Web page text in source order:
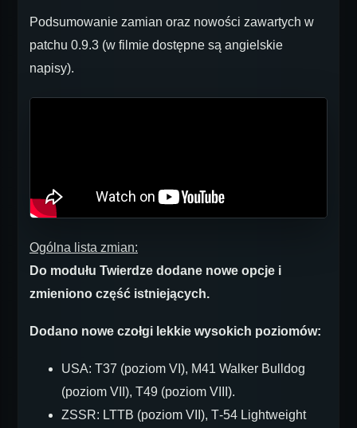
Podsumowanie zamian oraz nowości zawartych w
patchu 0.9.3 (w filmie dostępne są angielskie
napisy).
Ogólna lista zmian:
Do modułu Twierdze dodane nowe opcje i
zmieniono część istniejących.
Dodano nowe czołgi lekkie wysokich poziomów:
USA: T37 (poziom VI), M41 Walker Bulldog
(poziom VII), T49 (poziom VIII).
ZSSR: LTTB (poziom VII), Т-54 Lightweight